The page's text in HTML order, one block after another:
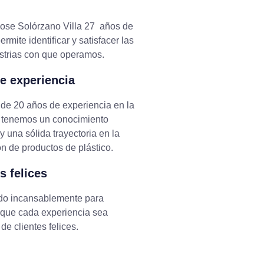
Solórzano Villa 27 años de
identificar y satisfacer las
con que operamos.
experiencia
20 años de experiencia en la
un conocimiento
una sólida trayectoria en la
de productos de plástico.
felices
incansablemente para
cada experiencia sea
clientes felices.